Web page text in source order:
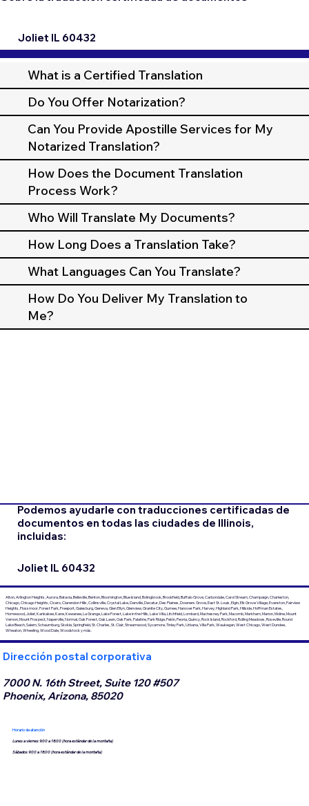
Joliet IL 60432
What is a Certified Translation
Do You Offer Notarization?
Can You Provide Apostille Services for My
Notarized Translation?
How Does the Document Translation
Process Work?
Who Will Translate My Documents?
How Long Does a Translation Take?
What Languages Can You Translate?
How Do You Deliver My Translation to
Me?
Podemos ayudarle con traducciones certificadas de
documentos en todas las ciudades de Illinois,
incluidas:
Joliet IL 60432
Alton, Arlington Heights, Aurora, Batavia, Belleville, Benton, Bloomington, Blue Island, Bolingbrook, Brookfield, Buffalo Grove, Carbondale, Carol Stream, Champaign, Charleston,
Chicago, Chicago Heights, Cicero, Clarendon Hills, Collinsville, Crystal Lake, Danville, Decatur, Des Plaines, Downers Grove, East St. Louis, Elgin, Elk Grove Village, Evanston, Fairview
Heights, Flossmoor, Forest Park, Freeport, Galesburg, Geneva, Glen Ellyn, Glenview, Granite City, Gurnee, Hanover Park, Harvey, Highland Park, Hillside, Hoffman Estates,
Homewood, Joliet, Kankakee, Kane, Kewanee, La Grange, Lake Forest, Lake in the Hills, Lake Villa, Litchfield, Lombard, Machesney Park, Macomb, Markham, Marion, Moline, Mount
Vernon, Mount Prospect, Naperville, Normal, Oak Forest, Oak Lawn, Oak Park, Palatine, Park Ridge, Pekín, Peoria, Quincy, Rock Island, Rockford, Rolling Meadows, Roseville, Round
Lake Beach, Salem, Schaumburg, Skokie, Springfield, St. Charles, St. Clair, Streamwood, Sycamore, Tinley Park, Urbana, Villa Park, Waukegan, West Chicago, West Dundee,
Wheaton, Wheeling, Wood Dale, Woodstock y más.
Dirección postal corporativa
7000 N. 16th Street, Suite 120 #507
Phoenix, Arizona, 85020
Horario de atención
Lunes a viernes 9:00 a 18:00 (hora estándar de la montaña)
Sábados 9:00 a 18:00 (hora estándar de la montaña)